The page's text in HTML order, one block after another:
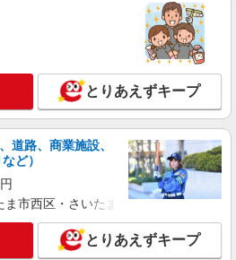
8:00）時給＋100円 ★希望収入があり
、ご相談いただければ希望条件に合うか
たします。 ★時間外手当別途支給 ★上
働きがい向上手当を含みます。 ★働きが
※26年6月改定（地域により異なる）
加入者は更に＋50円
千葉市中央区椿森6丁目3-5
詳細を見る
株式会社 39681_p
アルバイト・パート】
上 試用期間中 時給1,700円以上
た場合、残業代を1
途支給します。
タイムリビング 千葉みなと駅前通
葉市中央区中央港１丁目１５?８）
とりあえずキープ
道路、商業施設、
ど）
市西区・さいたま市岩槻区・久喜市・
とりあえずキープ